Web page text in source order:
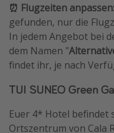
⏰ Flugzeiten anpassen:
gefunden, nur die
In jedem Angebot bei
dem Namen "
findet ihr, je nach
TUI SUNEO Green
Euer 4* Hotel befindet
Ortszentrum von Cala